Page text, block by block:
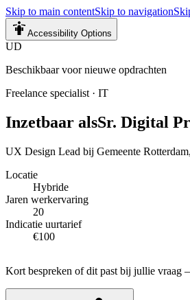
Skip to main contentSkip to navigation
Accessibility Options
UD
Beschikbaar voor nieuwe opdrachten
Freelance specialist · IT
Inzetbaar alsSr. Digital
UX Design Lead bij Gemeente
Locatie
Hybride
Jaren werkervaring
20
Indicatie uurtarief
€100
Kort bespreken of dit past bij jullie